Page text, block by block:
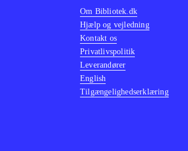
Om Bibliotek.dk
Hjælp og vejledning
Kontakt os
Privatlivspolitik
Leverandører
English
Tilgængelighedserklæring